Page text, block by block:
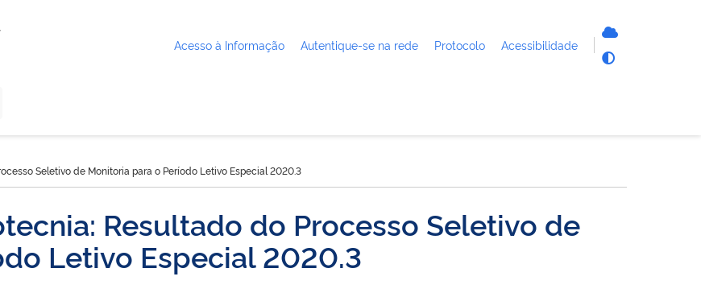
Acesso à Informação Autentique-se na rede Protocolo Acessibilidade
Seletivo de Monitoria para o Período Letivo Especial 2020.3
Resultado do Processo Seletivo de
Letivo Especial 2020.3